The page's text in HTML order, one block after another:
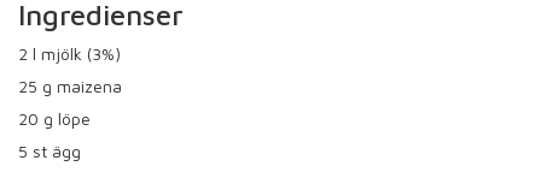
Ingredienser
2 l mjölk (3%)
25 g maizena
20 g löpe
5 st ägg